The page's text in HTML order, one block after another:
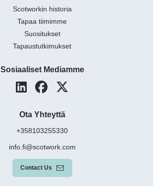
Scotworkin historia
Tapaa tiimimme
Suositukset
Tapaustutkimukset
Sosiaaliset Mediamme
Ota Yhteyttä
+358103255330
info.fi@scotwork.com
Contact Us